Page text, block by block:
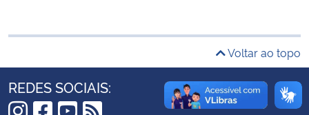
Voltar ao topo
REDES SOCIAIS: